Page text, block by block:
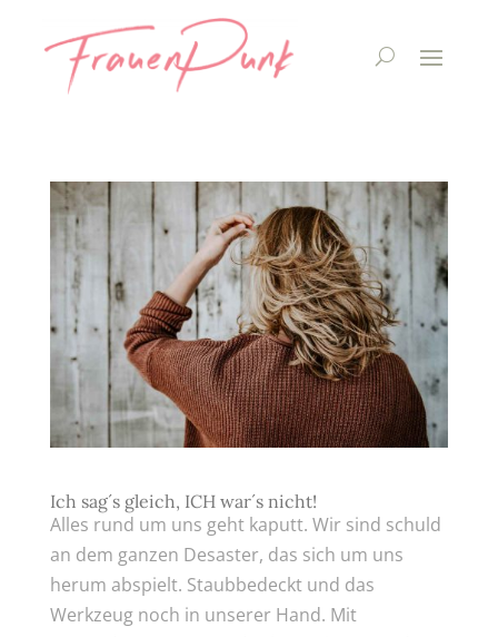
Ich sag´s gleich, ICH war´s nicht!
Alles rund um uns geht kaputt. Wir sind schuld
an dem ganzen Desaster, das sich um uns
herum abspielt. Staubbedeckt und das
Werkzeug noch in unserer Hand. Mit